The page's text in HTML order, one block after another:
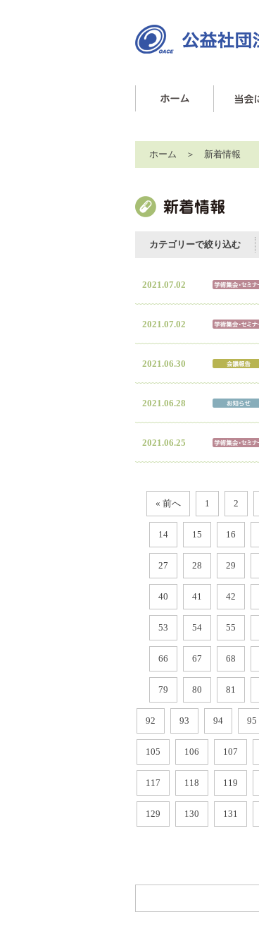
ホーム ＞ 新着情報
カテゴリーで絞り込む
2021.07.02
2021.07.02
2021.06.30
2021.06.28
2021.06.25
« 前へ 1 2
14 15 16
27 28 29
40 41 42
53 54 55
66 67 68
79 80 81
92 93 94 95
105 106 107
117 118 119
129 130 131